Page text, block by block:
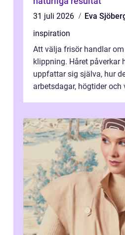
31 juli 2026
Eva
inspiration
Att välja frisör handlar
klippning. Håret påverkar
uppfattar sig själva, hur
arbetsdagar, högtider och